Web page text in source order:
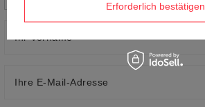
Ihr Vorname
Ihre E-Mail-Adresse
Erforderlich bestätigen